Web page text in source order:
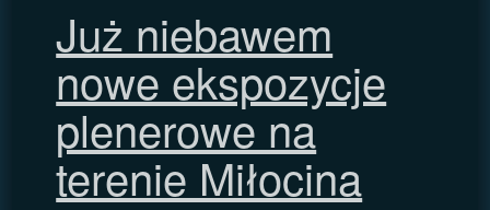
Już niebawem
nowe ekspozycje
plenerowe na
terenie Miłocina